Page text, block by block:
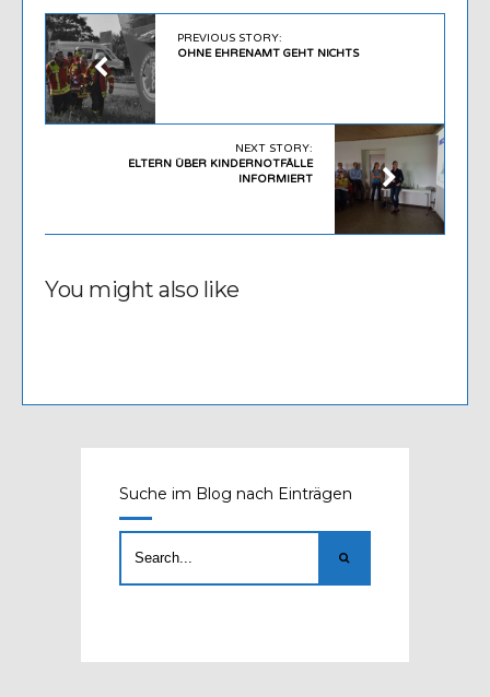
PREVIOUS STORY:
OHNE EHRENAMT GEHT NICHTS
NEXT STORY:
ELTERN ÜBER KINDERNOTFÄLLE
INFORMIERT
You might also like
Suche im Blog nach Einträgen